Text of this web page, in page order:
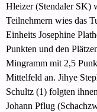
Hleizer (Stendaler SK)
Teilnehmern wies das
Einheits Josephine
Punkten und den
Mingramm mit 2,5
Mittelfeld an. Jihye
Schultz (1) folgten
Johann Pflug